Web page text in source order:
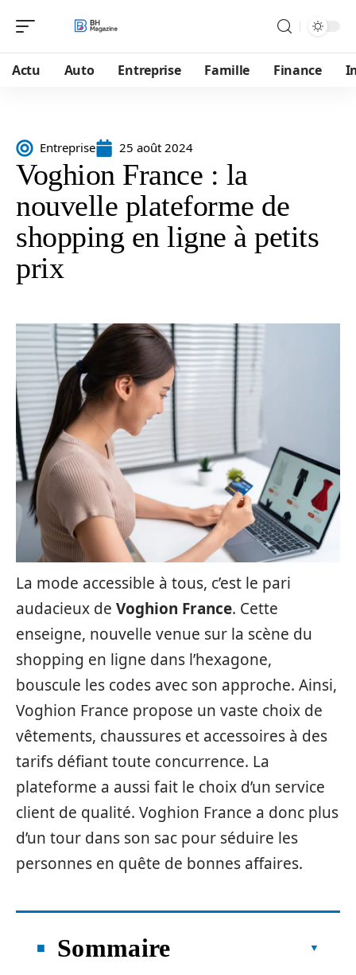
Actu Auto Entreprise Famille Finance
Entreprise 25 août 2024
Voghion France : la
nouvelle plateforme de
shopping en ligne à petits
prix
La mode accessible à tous, c’est le pari
audacieux de Voghion France. Cette
enseigne, nouvelle venue sur la scène du
shopping en ligne dans l’hexagone,
bouscule les codes avec son approche. Ainsi,
Voghion France propose un vaste choix de
vêtements, chaussures et accessoires à des
tarifs défiant toute concurrence. La
plateforme a aussi fait le choix d’un service
client de qualité. Voghion France a donc plus
d’un tour dans son sac pour séduire les
personnes en quête de bonnes affaires.
Sommaire